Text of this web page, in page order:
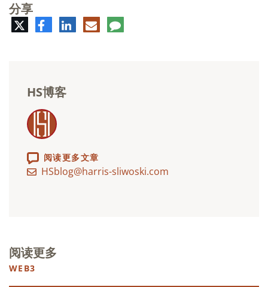
分享
特
脸
书
领
英
电
子
评
论
HS博客
阅读更多文章
HSblog@harris-sliwoski.com
阅读更多
WEB3